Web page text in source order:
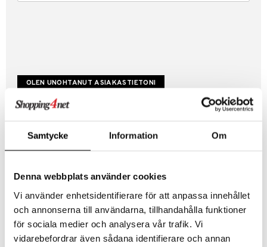
Samtycke Information Om
Denna webbplats använder cookies
Vi använder enhetsidentifierare för att anpassa innehållet
och annonserna till användarna, tillhandahålla funktioner
för sociala medier och analysera vår trafik. Vi
vidarebefordrar även sådana identifierare och annan
Luo uusi asiakas
Hyviä tarjouksia
Kestotilaus
Arvostele tuotteita
Toivelistat